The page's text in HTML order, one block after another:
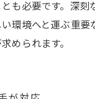
も必要です。深
環境へと運ぶ重
められます。